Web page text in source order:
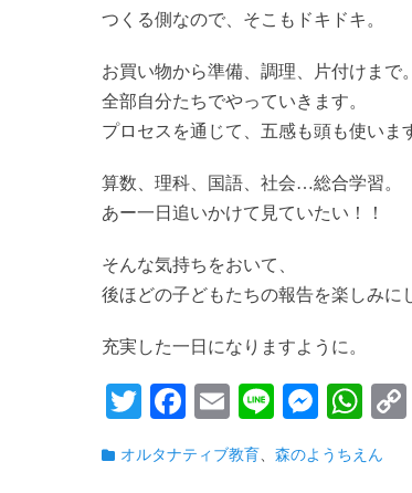
つくる側なので、そこもドキドキ。
お買い物から準備、調理、片付けまで。
全部自分たちでやっていきます。
プロセスを通じて、五感も頭も使いま
算数、理科、国語、社会…総合学習。
あー一日追いかけて見ていたい！！
そんな気持ちをおいて、
後ほどの子どもたちの報告を楽しみに
充実した一日になりますように。
T
tte
Fa
bo
E
m
ail
Li
ne
M
se
W
ts
カ オルタナティブ教育、 森のようちえん